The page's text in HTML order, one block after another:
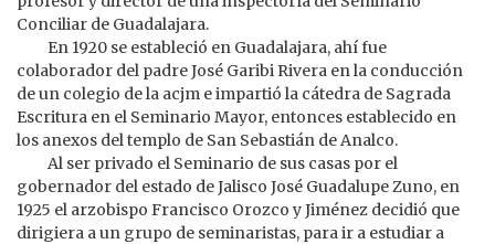
Conciliar de Guadalajara.
En 1920 se estableció en Guadalajara, ahí fue
colaborador del padre José Garibi Rivera en la conducción
de un colegio de la acjm e impartió la cátedra de Sagrada
Escritura en el Seminario Mayor, entonces establecido en
los anexos del templo de San Sebastián de Analco.
Al ser privado el Seminario de sus casas por el
gobernador del estado de Jalisco José Guadalupe Zuno, en
1925 el arzobispo Francisco Orozco y Jiménez decidió que
dirigiera a un grupo de seminaristas, para ir a estudiar a